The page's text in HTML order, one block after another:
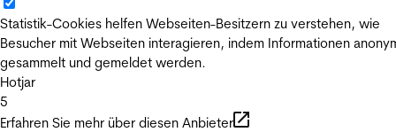
Statistik-Cookies helfen Webseiten-Besitzern zu verstehen, wie
Besucher mit Webseiten interagieren, indem Informationen
gesammelt und gemeldet werden.
Hotjar
5
Erfahren Sie mehr über diesen Anbieter